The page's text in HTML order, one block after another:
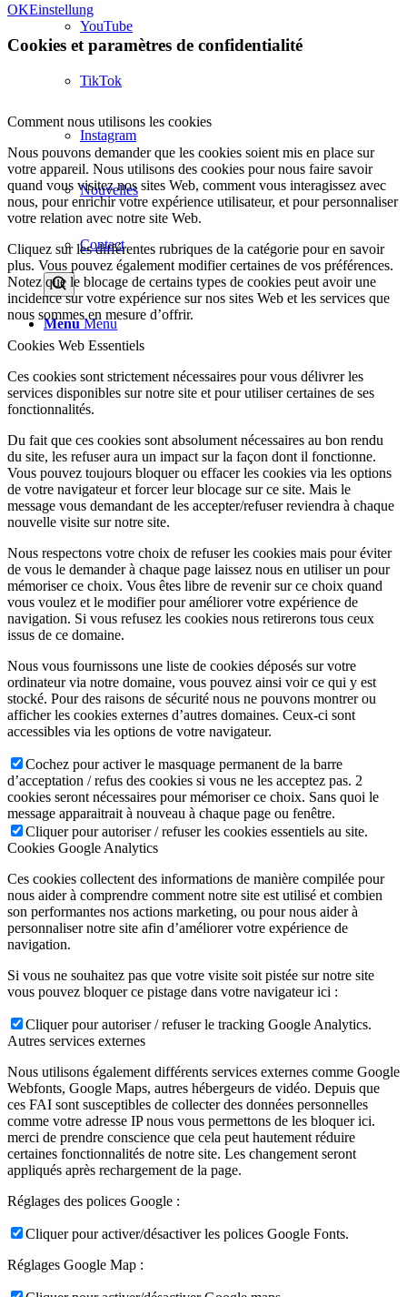
YouTube
TikTok
Instagram
Nouvelles
Contact
Menu Menu
OKEinstellung
Cookies et paramètres de confidentialité
Comment nous utilisons les cookies
Nous pouvons demander que les cookies soient mis en place sur
votre appareil. Nous utilisons des cookies pour nous faire savoir
quand vous visitez nos sites Web, comment vous interagissez avec
nous, pour enrichir votre expérience utilisateur, et pour personnaliser
votre relation avec notre site Web.
Cliquez sur les différentes rubriques de la catégorie pour en savoir
plus. Vous pouvez également modifier certaines de vos préférences.
Notez que le blocage de certains types de cookies peut avoir une
incidence sur votre expérience sur nos sites Web et les services que
nous sommes en mesure d’offrir.
Cookies Web Essentiels
Ces cookies sont strictement nécessaires pour vous délivrer les
services disponibles sur notre site et pour utiliser certaines de ses
fonctionnalités.
Du fait que ces cookies sont absolument nécessaires au bon rendu
du site, les refuser aura un impact sur la façon dont il fonctionne.
Vous pouvez toujours bloquer ou effacer les cookies via les options
de votre navigateur et forcer leur blocage sur ce site. Mais le
message vous demandant de les accepter/refuser reviendra à chaque
nouvelle visite sur notre site.
Nous respectons votre choix de refuser les cookies mais pour éviter
de vous le demander à chaque page laissez nous en utiliser un pour
mémoriser ce choix. Vous êtes libre de revenir sur ce choix quand
vous voulez et le modifier pour améliorer votre expérience de
navigation. Si vous refusez les cookies nous retirerons tous ceux
issus de ce domaine.
Nous vous fournissons une liste de cookies déposés sur votre
ordinateur via notre domaine, vous pouvez ainsi voir ce qui y est
stocké. Pour des raisons de sécurité nous ne pouvons montrer ou
afficher les cookies externes d’autres domaines. Ceux-ci sont
accessibles via les options de votre navigateur.
Cochez pour activer le masquage permanent de la barre
d’acceptation / refus des cookies si vous ne les acceptez pas. 2
cookies seront nécessaires pour mémoriser ce choix. Sans quoi le
message apparaitrait à nouveau à chaque page ou fenêtre.
Cliquer pour autoriser / refuser les cookies essentiels au site.
Cookies Google Analytics
Ces cookies collectent des informations de manière compilée pour
nous aider à comprendre comment notre site est utilisé et combien
son performantes nos actions marketing, ou pour nous aider à
personnaliser notre site afin d’améliorer votre expérience de
navigation.
Si vous ne souhaitez pas que votre visite soit pistée sur notre site
vous pouvez bloquer ce pistage dans votre navigateur ici :
Cliquer pour autoriser / refuser le tracking Google Analytics.
Autres services externes
Nous utilisons également différents services externes comme Google
Webfonts, Google Maps, autres hébergeurs de vidéo. Depuis que
ces FAI sont susceptibles de collecter des données personnelles
comme votre adresse IP nous vous permettons de les bloquer ici.
merci de prendre conscience que cela peut hautement réduire
certaines fonctionnalités de notre site. Les changement seront
appliqués après rechargement de la page.
Réglages des polices Google :
Cliquer pour activer/désactiver les polices Google Fonts.
Réglages Google Map :